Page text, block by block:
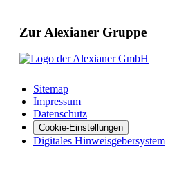
Zur Alexianer Gruppe
Sitemap
Impressum
Datenschutz
Cookie-Einstellungen
Digitales Hinweisgebersystem